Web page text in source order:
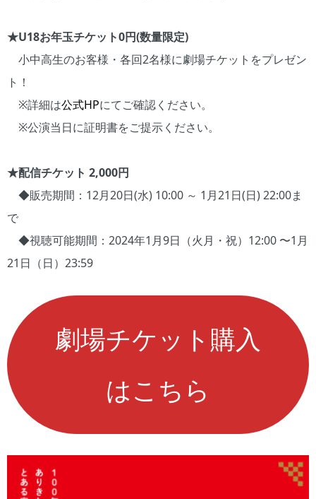
★U18お年玉チケット0円(数量限定)
小中高生のお客様・各回2名様に劇場チケットをプレゼン
ト！
※詳細は公式HPにてご確認ください。
※公演当日に証明書をご提示ください。
★配信チケット 2,000円
◆販売期間：12月20日(水) 10:00 ～ 1月21日(日) 22:00ま
で
◆視聴可能期間：2024年1月9日（火月・祝）12:00 〜1月
21日（日）23:59
劇場チケット購入
はこちら